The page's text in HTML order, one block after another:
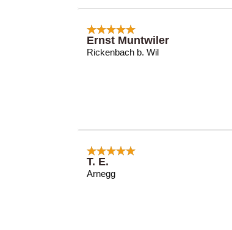
Ernst Muntwiler
Rickenbach b. Wil
T. E.
Arnegg